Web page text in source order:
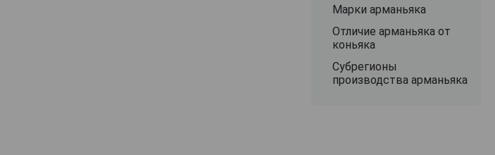
Марки арманьяка
Отличие арманьяка от
коньяка
Субрегионы
производства арманьяка